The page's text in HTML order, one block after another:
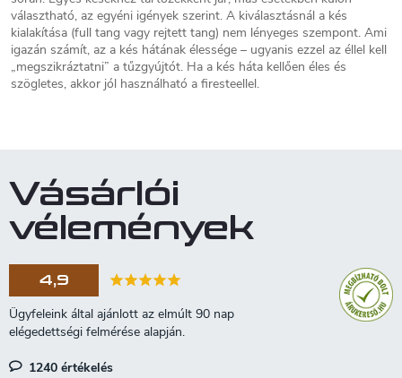
választható, az egyéni igények szerint. A kiválasztásnál a kés
kialakítása (full tang vagy rejtett tang) nem lényeges szempont. Ami
igazán számít, az a kés hátának élessége – ugyanis ezzel az éllel kell
„megszikráztatni” a tűzgyújtót. Ha a kés háta kellően éles és
szögletes, akkor jól használható a firesteellel.
Vásárlói
vélemények
4,9
1240 értékelés